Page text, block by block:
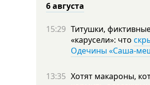
6 августа
15:29 Титушки,
«карусели»: что
Одечины «Саша-
13:35 Хотят макароны,